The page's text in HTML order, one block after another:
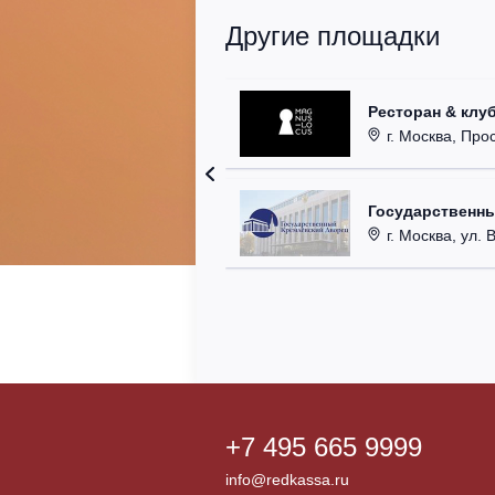
Другие площадки
Ресторан &
г. Москва,
г. Москва, ул.
+7 495 665 9999
info@redkassa.ru